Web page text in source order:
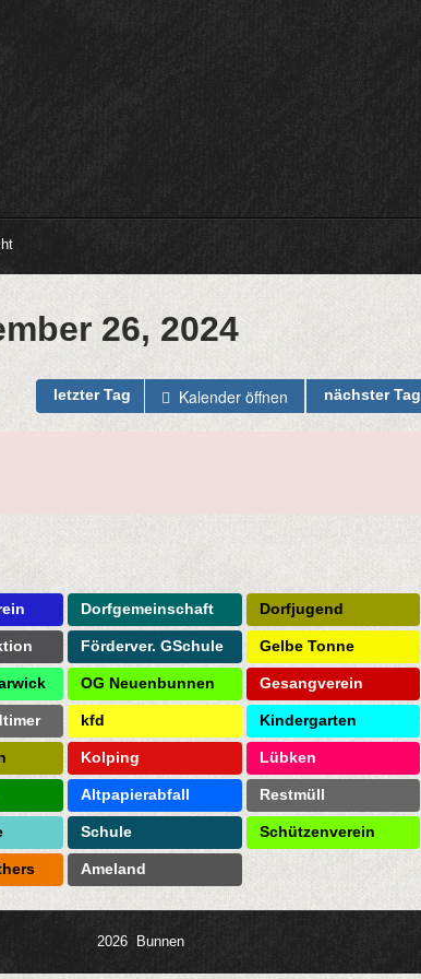
26, 2024
letzter Tag Kalender öffnen nächster Tag
Dorfgemeinschaft Dorfjugend
Förderver. GSchule Gelbe Tonne
OG Neuenbunnen Gesangverein
kfd Kindergarten
Kolping Lübken
Altpapierabfall Restmüll
Schule Schützenverein
Ameland
2026 Bunnen